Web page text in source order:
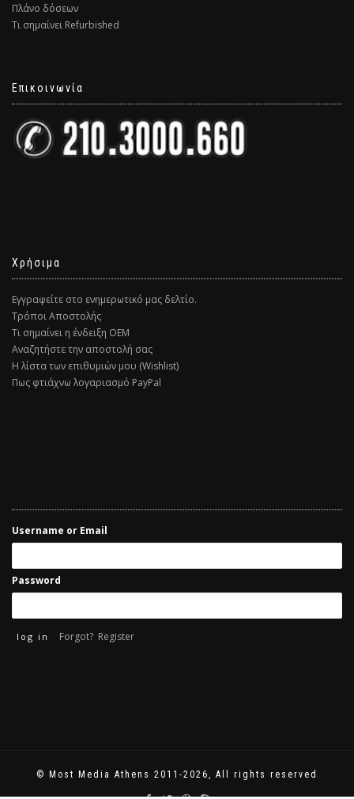
Πλάνο δόσεων
Τι σημαίνει Refurbished
Επικοινωνία
Χρήσιμα
Εγγραφείτε στο ενημερωτικό μας δελτίο.
Τρόποι Αποστολής
Τι σημαίνει η ένδειξη ΟΕΜ
Αναζητήστε την αποστολή σας
Η λίστα των επιθυμιών μου (Wishlist)
Πως φτιάχνω λογαριασμό PayPal
Username or Email
Password
Forgot? Register
© Most Media Athens 2011-2026, All rights reserved